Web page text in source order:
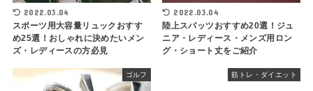
2022.03.04
スポーツ用大容量リュックおすす
め25選！おしゃれに決めたいメン
ズ・レディースの方必見
2022.03.04
陸上スパッツおすすめ20選！ジュ
ニア・レディース・メンズ用ロン
グ・ショート丈をご紹介
ゴルフ 筋トレ・ダイエット